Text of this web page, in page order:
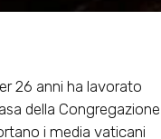
26 anni ha lavorato
della Congregazione
i media vaticani